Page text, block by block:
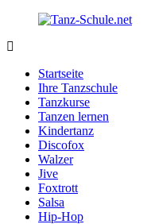
Zurück
Inhalt
Schule.net
Tanzschule
Internet
Startseite
Ihre Tanzschule
Tanzkurse
Tanzen lernen
Kindertanz
Discofox
Walzer
Jive
Foxtrott
Salsa
Hip-Hop